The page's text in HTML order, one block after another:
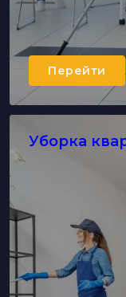
Перейти
Уборка